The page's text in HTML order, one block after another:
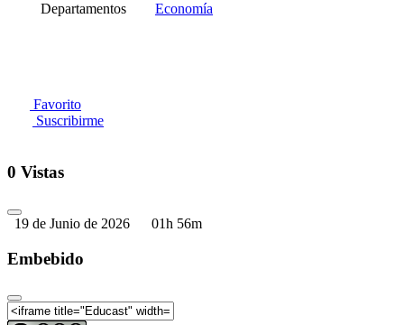
Departamentos Economía
Favorito
Suscribirme
0 Vistas
19 de Junio de 2026 01h 56m
Embebido